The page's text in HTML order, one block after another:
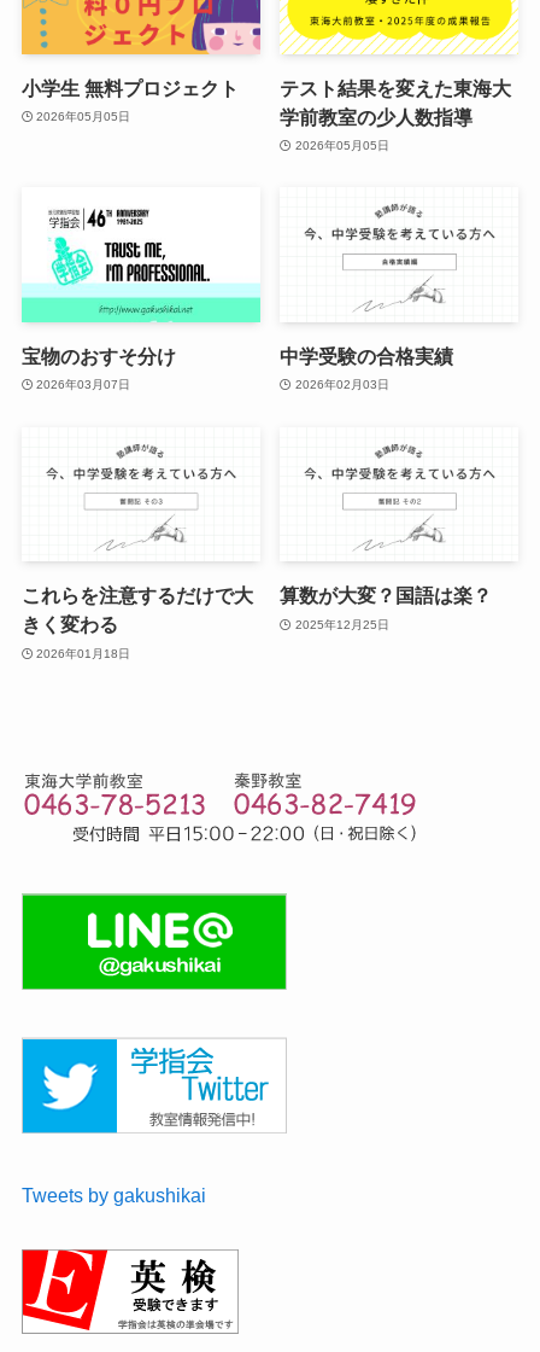
小学生 無料プロジェクト
2026年05月05日
テスト結果を変えた東海大
学前教室の少人数指導
2026年05月05日
宝物のおすそ分け
2026年03月07日
中学受験の合格実績
2026年02月03日
これらを注意するだけで大
きく変わる
2026年01月18日
算数が大変？国語は楽？
2025年12月25日
Tweets by gakushikai